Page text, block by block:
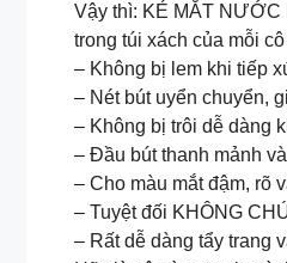
Vậy thì: KẺ MẮT NƯỚC
trong túi xách của mỗi
– Không bị lem khi tiếp
– Nét bút uyển chuyển,
– Không bị trôi dễ dàng
– Đầu bút thanh mảnh
– Cho màu mắt đậm, rõ
– Tuyệt đối KHÔNG
– Rất dễ dàng tẩy trang